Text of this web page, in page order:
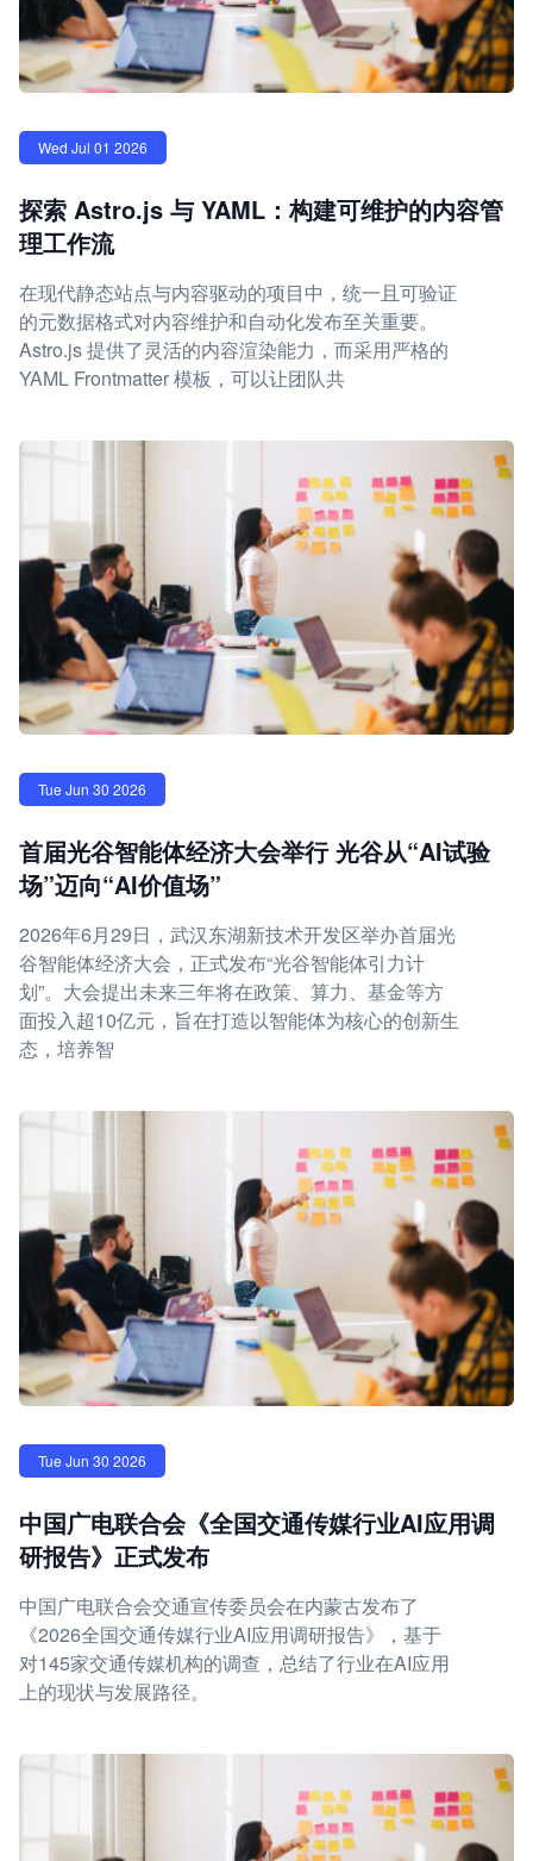
Wed Jul 01 2026
探索 Astro.js 与 YAML：构建可维护的内容管
理工作流
在现代静态站点与内容驱动的项目中，统一且可验证
的元数据格式对内容维护和自动化发布至关重要。
Astro.js 提供了灵活的内容渲染能力，而采用严格的
YAML Frontmatter 模板，可以让团队共
Tue Jun 30 2026
首届光谷智能体经济大会举行 光谷从“AI试验
场”迈向“AI价值场”
2026年6月29日，武汉东湖新技术开发区举办首届光
谷智能体经济大会，正式发布“光谷智能体引力计
划”。大会提出未来三年将在政策、算力、基金等方
面投入超10亿元，旨在打造以智能体为核心的创新生
态，培养智
Tue Jun 30 2026
中国广电联合会《全国交通传媒行业AI应用调
研报告》正式发布
中国广电联合会交通宣传委员会在内蒙古发布了
《2026全国交通传媒行业AI应用调研报告》，基于
对145家交通传媒机构的调查，总结了行业在AI应用
上的现状与发展路径。